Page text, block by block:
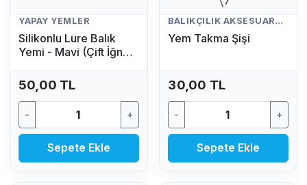
YAPAY YEMLER
Silikonlu Lure Balık
Yemi - Mavi (Çift İğneli,
50,00 TL
- +
Sepete Ekle
BALIKÇILIK AKSESUARLARI
Yem Takma Şişi
30,00 TL
- +
Sepete Ekle